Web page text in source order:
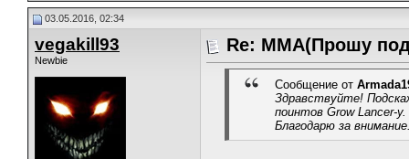
03.05.2016, 02:34
vegakill93
Newbie
Re: ММА(Прошу
Сообщение от
Здравствуйте!
поинтов Grow Lancer-
Благодарю за